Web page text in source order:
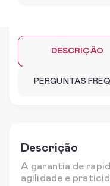
DESCRIÇÃO
PERGUNTAS
Descrição
A garantia de
agilidade e